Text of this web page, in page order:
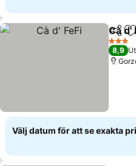
Dela
Cà d'
3
8,9
Välj datum för att se exakta